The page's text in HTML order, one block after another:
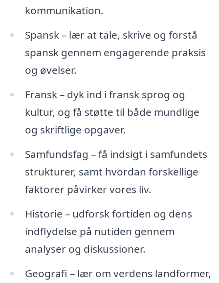
kommunikation.
Spansk – lær at tale, skrive og forstå
spansk gennem engagerende praksis
og øvelser.
Fransk – dyk ind i fransk sprog og
kultur, og få støtte til både mundlige
og skriftlige opgaver.
Samfundsfag – få indsigt i samfundets
strukturer, samt hvordan forskellige
faktorer påvirker vores liv.
Historie – udforsk fortiden og dens
indflydelse på nutiden gennem
analyser og diskussioner.
Geografi – lær om verdens landformer,